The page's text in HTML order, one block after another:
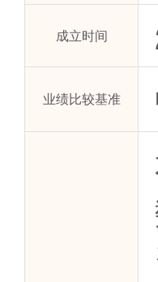
成立时间
业绩比较基准